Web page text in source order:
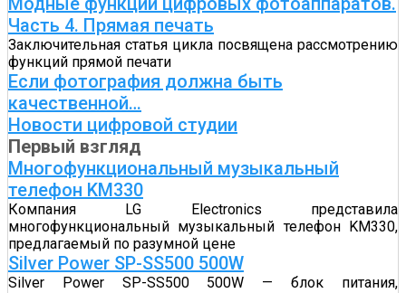
Часть 4. Прямая печать
Заключительная статья цикла посвящена рассмотрению
функций прямой печати
Если фотография должна быть
качественной…
Новости цифровой студии
Первый взгляд
Многофункциональный музыкальный
телефон KM330
Компания LG Electronics представила
многофункциональный музыкальный телефон KM330,
предлагаемый по разумной цене
Silver Power SP-SS500 500W
Silver Power SP-SS500 500W — блок питания,